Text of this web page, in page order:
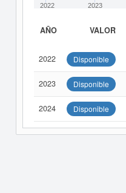
2022 2023
AÑO VALOR
2022 Disponible
2023 Disponible
2024 Disponible